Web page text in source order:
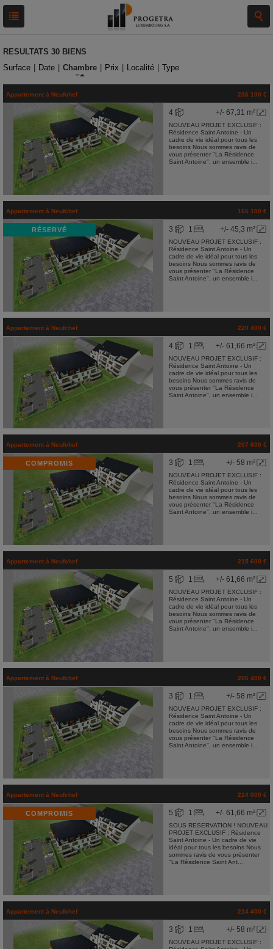
RESULTATS 30 BIENS
Surface
Date Chambre Prix Localité Type
Appartement à Neufchef 236 100 €
+/- 67,31 m²
4
NOUVEAU PROJET EXCLUSIF :
Résidence Saint Antoine - Un
cadre de vie idéal pour tous les
besoins Nous sommes ravis de
vous présenter "La Résidence
Saint Antoine", un ensemble i...
Appartement à Neufchef 166 100 €
RÉSERVÉ +/- 45,3 m²
3 1
NOUVEAU PROJET EXCLUSIF :
Résidence Saint Antoine - Un
cadre de vie idéal pour tous les
besoins Nous sommes ravis de
vous présenter "La Résidence
Saint Antoine", un ensemble i...
Appartement à Neufchef 220 400 €
+/- 61,66 m²
4 1
NOUVEAU PROJET EXCLUSIF :
Résidence Saint Antoine - Un
cadre de vie idéal pour tous les
besoins Nous sommes ravis de
vous présenter "La Résidence
Saint Antoine", un ensemble i...
Appartement à Neufchef 207 600 €
COMPROMIS +/- 58 m²
3 1
NOUVEAU PROJET EXCLUSIF :
Résidence Saint Antoine - Un
cadre de vie idéal pour tous les
besoins Nous sommes ravis de
vous présenter "La Résidence
Saint Antoine", un ensemble i...
Appartement à Neufchef 215 600 €
+/- 61,66 m²
5 1
NOUVEAU PROJET EXCLUSIF :
Résidence Saint Antoine - Un
cadre de vie idéal pour tous les
besoins Nous sommes ravis de
vous présenter "La Résidence
Saint Antoine", un ensemble i...
Appartement à Neufchef 206 400 €
+/- 58 m²
3 1
NOUVEAU PROJET EXCLUSIF :
Résidence Saint Antoine - Un
cadre de vie idéal pour tous les
besoins Nous sommes ravis de
vous présenter "La Résidence
Saint Antoine", un ensemble i...
Appartement à Neufchef 214 000 €
COMPROMIS +/- 61,66 m²
5 1
SOUS RESERVATION ! NOUVEAU
PROJET EXCLUSIF : Résidence
Saint Antoine - Un cadre de vie
idéal pour tous les besoins Nous
sommes ravis de vous présenter
"La Résidence Saint Ant...
Appartement à Neufchef 214 400 €
+/- 58 m²
3 1
NOUVEAU PROJET EXCLUSIF :